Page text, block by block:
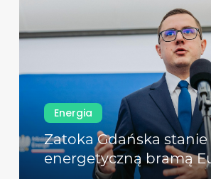
Energia
Zatoka Gdańska stanie
energetyczną bramą